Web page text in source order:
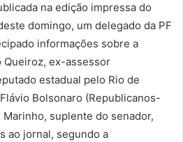
na edição impressa do
domingo, um delegado da PF
informações sobre a
Queiroz, ex-assessor
estadual pelo Rio de
Bolsonaro (Republicanos-
Marinho, suplente do senador,
ao jornal, segundo a